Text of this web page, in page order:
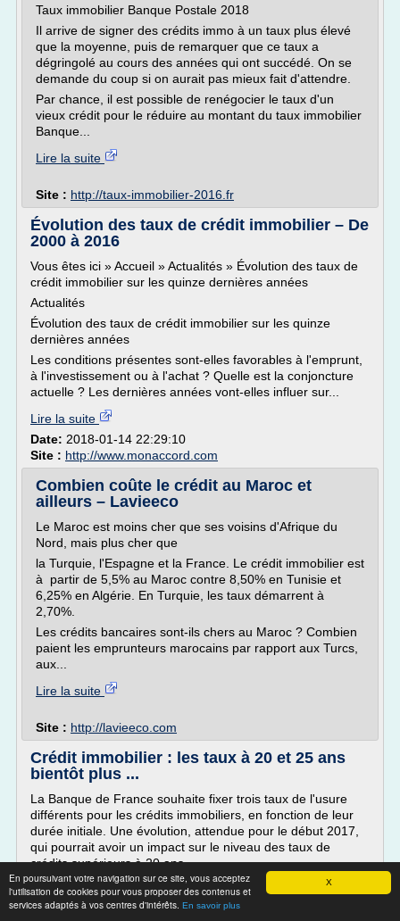
X
En poursuivant votre navigation sur ce site, vous acceptez
l'utilisation de cookies pour vous proposer des contenus et
services adaptés à vos centres d'intérêts. En savoir plus
Taux immobilier Banque Postale 2018
Il arrive de signer des crédits immo à un taux plus élevé
que la moyenne, puis de remarquer que ce taux a
dégringolé au cours des années qui ont succédé. On se
demande du coup si on aurait pas mieux fait d'attendre.
Par chance, il est possible de renégocier le taux d'un
vieux crédit pour le réduire au montant du taux immobilier
Banque...
Lire la suite
Site : http://taux-immobilier-2016.fr
Évolution des taux de crédit immobilier – De
2000 à 2016
Vous êtes ici » Accueil » Actualités » Évolution des taux de
crédit immobilier sur les quinze dernières années
Actualités
Évolution des taux de crédit immobilier sur les quinze
dernières années
Les conditions présentes sont-elles favorables à l'emprunt,
à l'investissement ou à l'achat ? Quelle est la conjoncture
actuelle ? Les dernières années vont-elles influer sur...
Lire la suite
Date: 2018-01-14 22:29:10
Site : http://www.monaccord.com
Combien coûte le crédit au Maroc et
ailleurs – Lavieeco
Le Maroc est moins cher que ses voisins d'Afrique du
Nord, mais plus cher que
la Turquie, l'Espagne et la France. Le crédit immobilier est
à partir de 5,5% au Maroc contre 8,50% en Tunisie et
6,25% en Algérie. En Turquie, les taux démarrent à
2,70%.
Les crédits bancaires sont-ils chers au Maroc ? Combien
paient les emprunteurs marocains par rapport aux Turcs,
aux...
Lire la suite
Site : http://lavieeco.com
Crédit immobilier : les taux à 20 et 25 ans
bientôt plus ...
La Banque de France souhaite fixer trois taux de l'usure
différents pour les crédits immobiliers, en fonction de leur
durée initiale. Une évolution, attendue pour le début 2017,
qui pourrait avoir un impact sur le niveau des taux de
crédits supérieurs à 20 ans.
Trois seuils de l'usure différents, selon que le prêt
immobilier est d'une durée inférieure à 10 ans, comprise de